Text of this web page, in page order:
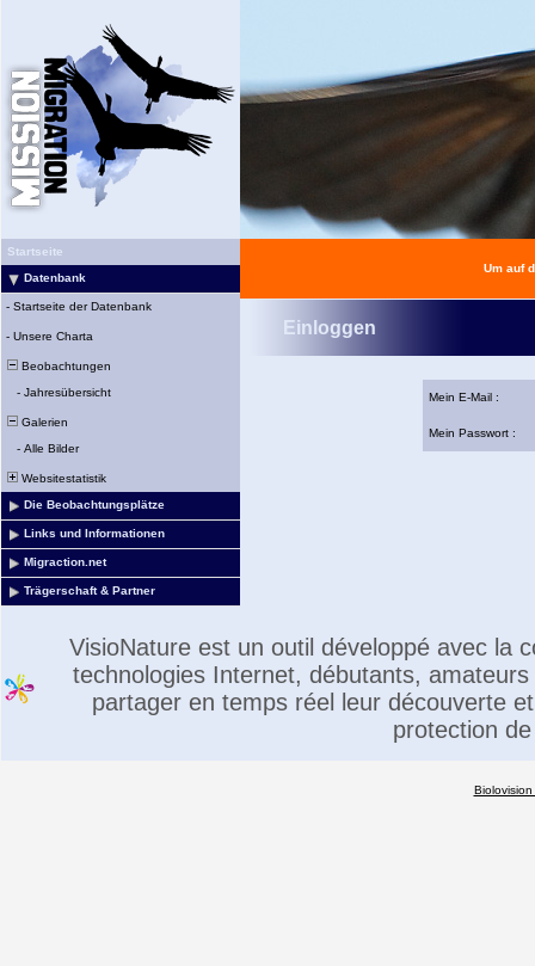
Startseite
Datenbank
- Startseite der Datenbank
- Unsere Charta
Beobachtungen
- Jahresübersicht
Galerien
- Alle Bilder
Websitestatistik
Die Beobachtungsplätze
Links und Informationen
Migraction.net
Trägerschaft & Partner
Um auf
Einloggen
Mein E-Mail :
Mein Passwort :
VisioNature est un outil développé avec la
technologies Internet, débutants,
partager en temps réel leur découverte
protection
Biolovision